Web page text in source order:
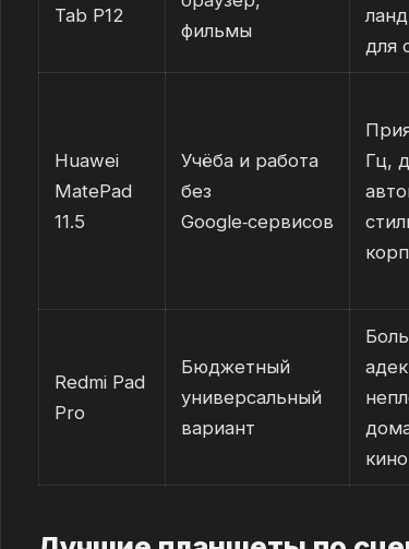
Tab P12
фильмы
для
Huawei
MatePad
11.5
Учёба и работа
без
Google‑сервисов
Гц,
Redmi Pad
Pro
Бюджетный
универсальный
вариант